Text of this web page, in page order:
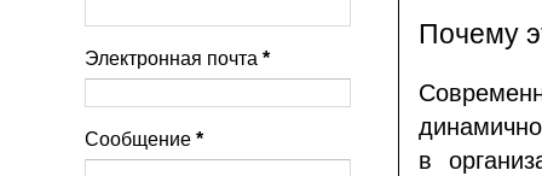
Почему
в
Электронная почта *
Сообщение *